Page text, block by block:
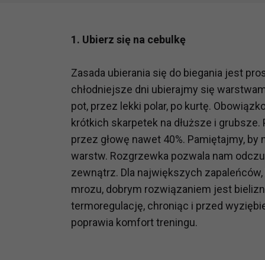
1. Ubierz się na cebulkę
Zasada ubierania się do biegania jest
chłodniejsze dni ubierajmy się
pot, przez lekki polar, po kurtę.
krótkich skarpetek na dłuższe i grubsze.
przez głowę nawet 40%. Pamiętajmy,
warstw. Rozgrzewka pozwala nam
zewnątrz. Dla największych
mrozu, dobrym rozwiązaniem jest
termoregulację, chroniąc i przed
poprawia komfort treningu.